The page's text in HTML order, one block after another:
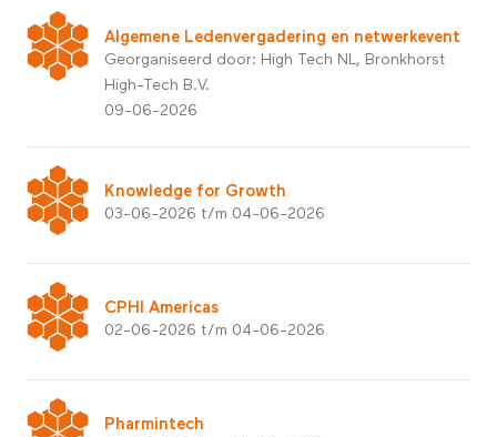
Algemene Ledenvergadering en netwerkevent
Georganiseerd door: High Tech NL, Bronkhorst
High-Tech B.V.
09-06-2026
Knowledge for Growth
03-06-2026 t/m 04-06-2026
CPHI Americas
02-06-2026 t/m 04-06-2026
Pharmintech